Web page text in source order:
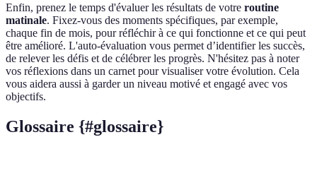
Enfin, prenez le temps d'évaluer les résultats de votre routine
matinale. Fixez-vous des moments spécifiques, par exemple,
chaque fin de mois, pour réfléchir à ce qui fonctionne et ce qui peut
être amélioré. L'auto-évaluation vous permet d’identifier les succès,
de relever les défis et de célébrer les progrès. N'hésitez pas à noter
vos réflexions dans un carnet pour visualiser votre évolution. Cela
vous aidera aussi à garder un niveau motivé et engagé avec vos
objectifs.
Glossaire {#glossaire}